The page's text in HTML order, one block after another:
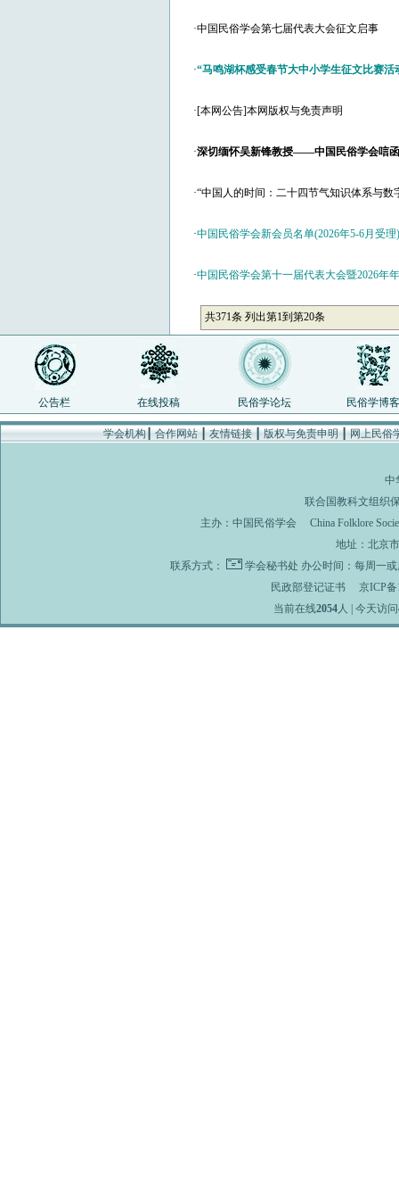
·中国民俗学会第七届代表大会征文启事
·“马鸣湖杯感受春节大中小学生征文比赛活
·[本网公告]本网版权与免责声明
·深切缅怀吴新锋教授——中国民俗学会唁函
·“中国人的时间：二十四节气知识体系与数
·中国民俗学会新会员名单(2026年5-6月受理)
·中国民俗学会第十一届代表大会暨2026年
共371条 列出第1到第20条
公告栏 在线投稿 民俗学论坛 民俗学博客
学会机构┃合作网站┃友情链接┃版权与免责申明┃网上民俗
中
联合国教科文组织
主办： 中国民俗学会
China Folklore
地址：北京
联系方式：
学会秘书处 办公时间：每周一
民政部登记证书
京ICP备
当前在线2054人 | 今天访问